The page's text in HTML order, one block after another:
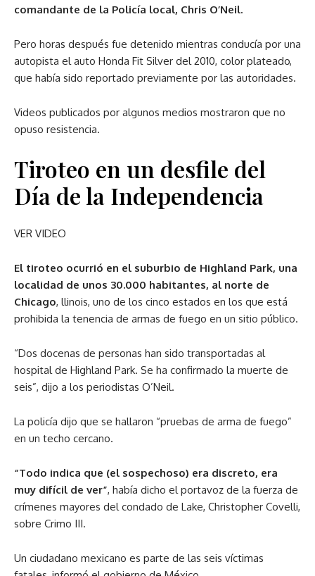
comandante de la Policía local, Chris O’Neil.
Pero horas después fue detenido mientras conducía por una
autopista el auto Honda Fit Silver del 2010, color plateado,
que había sido reportado previamente por las autoridades.
Videos publicados por algunos medios mostraron que no
opuso resistencia.
Tiroteo en un desfile del
Día de la Independencia
VER VIDEO
El tiroteo ocurrió en el suburbio de Highland Park, una
localidad de unos 30.000 habitantes, al norte de
Chicago, llinois, uno de los cinco estados en los que está
prohibida la tenencia de armas de fuego en un sitio público.
“Dos docenas de personas han sido transportadas al
hospital de Highland Park. Se ha confirmado la muerte de
seis”, dijo a los periodistas O’Neil.
La policía dijo que se hallaron “pruebas de arma de fuego”
en un techo cercano.
“Todo indica que (el sospechoso) era discreto, era
muy difícil de ver”, había dicho el portavoz de la fuerza de
crímenes mayores del condado de Lake, Christopher Covelli,
sobre Crimo III.
Un ciudadano mexicano es parte de las seis víctimas